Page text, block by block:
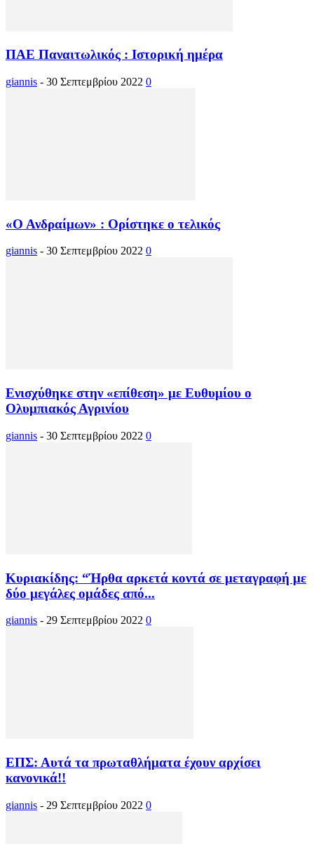
ΠΑΕ Παναιτωλικός : Ιστορική ημέρα
giannis - 30 Σεπτεμβρίου 2022 0
«Ο Ανδραίμων» : Ορίστηκε ο τελικός
giannis - 30 Σεπτεμβρίου 2022 0
Ενισχύθηκε στην «επίθεση» με Ευθυμίου ο
Ολυμπιακός Αγρινίου
giannis - 30 Σεπτεμβρίου 2022 0
Κυριακίδης: “Ήρθα αρκετά κοντά σε μεταγραφή με
δύο μεγάλες ομάδες από...
giannis - 29 Σεπτεμβρίου 2022 0
ΕΠΣ: Αυτά τα πρωταθλήματα έχουν αρχίσει
κανονικά!!
giannis - 29 Σεπτεμβρίου 2022 0